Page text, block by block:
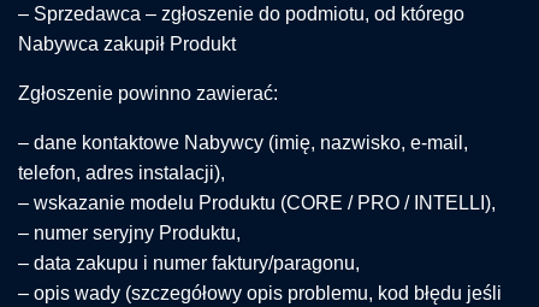
– Sprzedawca – zgłoszenie do podmiotu, od którego
Nabywca zakupił Produkt
Zgłoszenie powinno zawierać:
– dane kontaktowe Nabywcy (imię, nazwisko, e-mail,
telefon, adres instalacji),
– wskazanie modelu Produktu (CORE / PRO / INTELLI),
– numer seryjny Produktu,
– data zakupu i numer faktury/paragonu,
– opis wady (szczegółowy opis problemu, kod błędu jeśli